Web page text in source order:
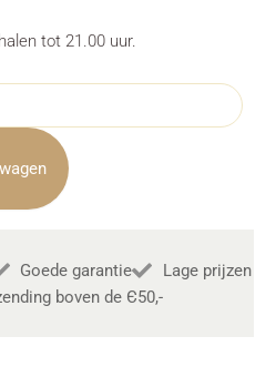
tot 21.00 uur.
Goede garantie
Lage prijzen
boven de Є50,-